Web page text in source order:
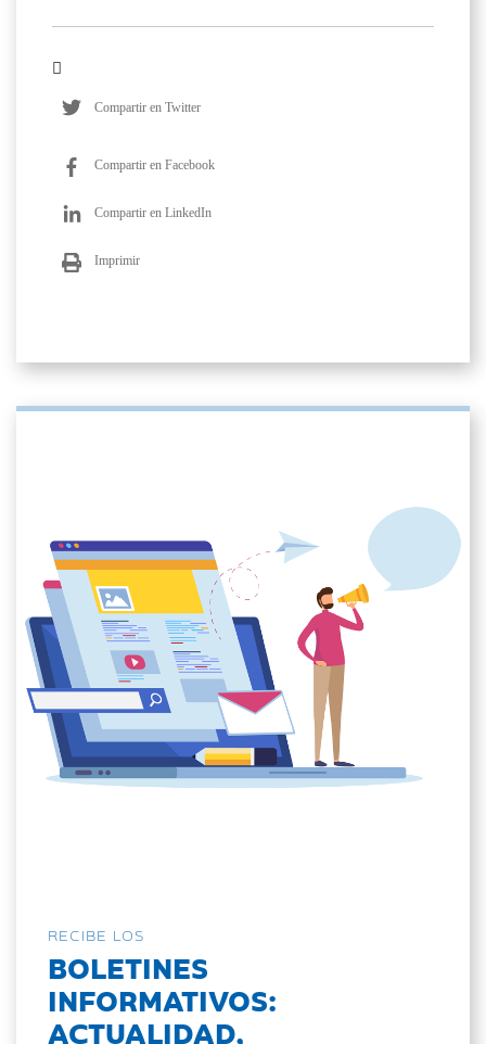
Compartir en Twitter
Compartir en Facebook
Compartir en LinkedIn
Imprimir
RECIBE LOS
BOLETINES
INFORMATIVOS:
ACTUALIDAD,